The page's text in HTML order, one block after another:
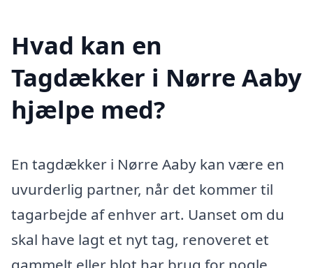
Hvad kan en
Tagdækker i Nørre Aaby
hjælpe med?
En tagdækker i Nørre Aaby kan være en
uvurderlig partner, når det kommer til
tagarbejde af enhver art. Uanset om du
skal have lagt et nyt tag, renoveret et